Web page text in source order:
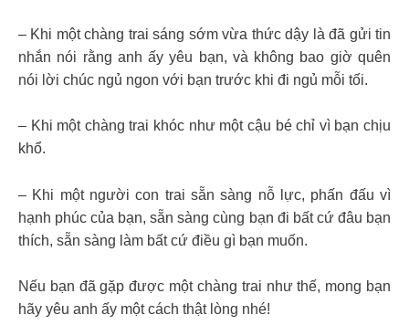
– Khi một chàng trai sáng sớm vừa thức dậy là đã gửi tin
nhắn nói rằng anh ấy yêu bạn, và không bao giờ quên
nói lời chúc ngủ ngon với bạn trước khi đi ngủ mỗi tối.
– Khi một chàng trai khóc như một cậu bé chỉ vì bạn chịu
khổ.
– Khi một người con trai sẵn sàng nỗ lực, phấn đấu vì
hạnh phúc của bạn, sẵn sàng cùng bạn đi bất cứ đâu bạn
thích, sẵn sàng làm bất cứ điều gì bạn muốn.
Nếu bạn đã gặp được một chàng trai như thế, mong bạn
hãy yêu anh ấy một cách thật lòng nhé!